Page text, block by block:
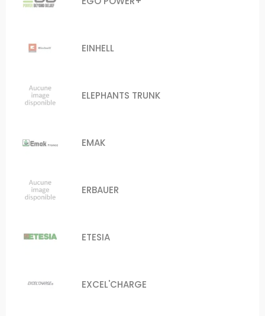
EINHELL
ELEPHANTS TRUNK
EMAK
ERBAUER
ETESIA
EXCEL'CHARGE